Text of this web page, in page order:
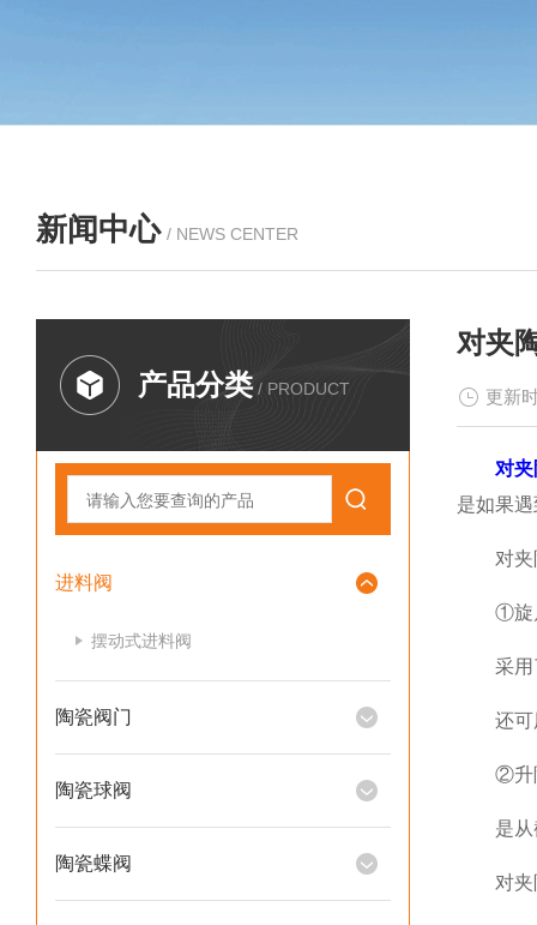
新闻中心 / NEWS CENTER
产品分类 / PRODUCT
进料阀
摆动式进料阀
陶瓷阀门
陶瓷球阀
陶瓷蝶阀
对夹
更新
对
是如果
对夹陶
①旋启
采用了
还可用
②升降
是从截
对夹陶